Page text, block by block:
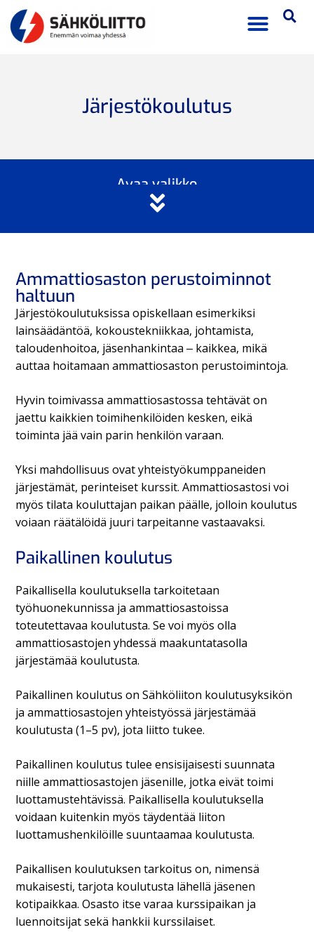
Järjestökoulutus
Avaa valikko
Ammattiosaston perustoiminnot
haltuun
Järjestökoulutuksissa opiskellaan esimerkiksi
lainsäädäntöä, kokoustekniikkaa, johtamista,
taloudenhoitoa, jäsenhankintaa‒ kaikkea, mikä
auttaa hoitamaan ammattiosaston perustoimintoja.
Hyvin toimivassa ammattiosastossa tehtävät on
jaettu kaikkien toimihenkilöiden kesken, eikä
toiminta jää vain parin henkilön varaan.
Yksi mahdollisuus ovat yhteistyökumppaneiden
järjestämät, perinteiset kurssit. Ammattiosastosi voi
myös tilata kouluttajan paikan päälle, jolloin koulutus
voiaan räätälöidä juuri tarpeitanne vastaavaksi.
Paikallinen koulutus
Paikallisella koulutuksella tarkoitetaan
työhuonekunnissa ja ammattiosastoissa
toteutettavaa koulutusta. Se voi myös olla
ammattiosastojen yhdessä maakuntatasolla
järjestämää koulutusta.
Paikallinen koulutus on Sähköliiton koulutusyksikön
ja ammattiosastojen yhteistyössä järjestämää
koulutusta (1–5 pv), jota liitto tukee.
Paikallinen koulutus tulee ensisijaisesti suunnata
niille ammattiosastojen jäsenille, jotka eivät toimi
luottamustehtävissä. Paikallisella koulutuksella
voidaan kuitenkin myös täydentää liiton
luottamushenkilöille suuntaamaa koulutusta.
Paikallisen koulutuksen tarkoitus on, nimensä
mukaisesti, tarjota koulutusta lähellä jäsenen
kotipaikkaa. Osasto itse varaa kurssipaikan ja
luennoitsijat sekä hankkii kurssilaiset.